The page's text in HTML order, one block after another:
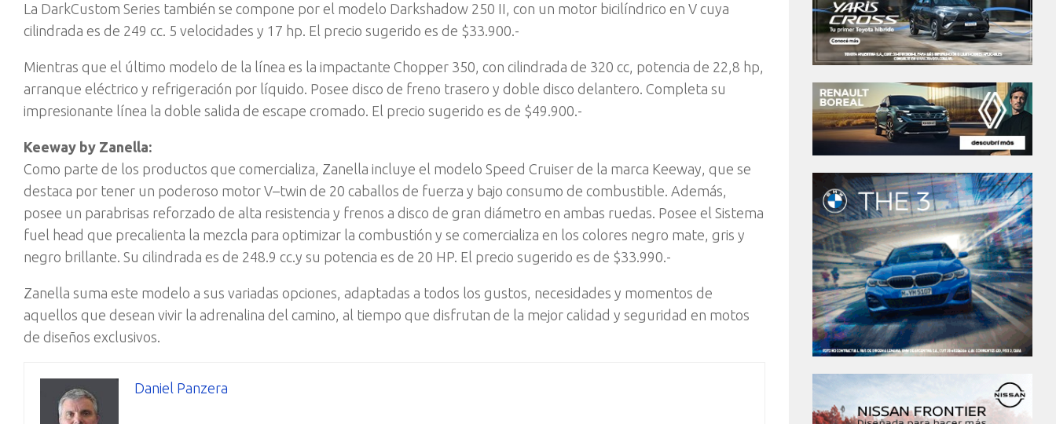
La DarkCustom Series también se compone por el modelo Darkshadow 250 II, con un motor bicilíndrico en V cuya
cilindrada es de 249 cc. 5 velocidades y 17 hp. El precio sugerido es de $33.900.-
Mientras que el último modelo de la línea es la impactante Chopper 350, con cilindrada de 320 cc, potencia de 22,8 hp,
arranque eléctrico y refrigeración por líquido. Posee disco de freno trasero y doble disco delantero. Completa su
impresionante línea la doble salida de escape cromado. El precio sugerido es de $49.900.-
Keeway by Zanella:
Como parte de los productos que comercializa, Zanella incluye el modelo Speed Cruiser de la marca Keeway, que se
destaca por tener un poderoso motor V–twin de 20 caballos de fuerza y bajo consumo de combustible. Además,
posee un parabrisas reforzado de alta resistencia y frenos a disco de gran diámetro en ambas ruedas. Posee el Sistema
fuel head que precalienta la mezcla para optimizar la combustión y se comercializa en los colores negro mate, gris y
negro brillante. Su cilindrada es de 248.9 cc.y su potencia es de 20 HP. El precio sugerido es de $33.990.-
Zanella suma este modelo a sus variadas opciones, adaptadas a todos los gustos, necesidades y momentos de
aquellos que desean vivir la adrenalina del camino, al tiempo que disfrutan de la mejor calidad y seguridad en motos
de diseños exclusivos.
Daniel Panzera